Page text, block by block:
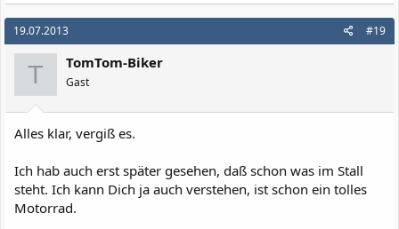
19.07.2013 #19
T TomTom-Biker
Gast
Alles klar, vergiß es.
Ich hab auch erst später gesehen, daß schon was im Stall
steht. Ich kann Dich ja auch verstehen, ist schon ein tolles
Motorrad.